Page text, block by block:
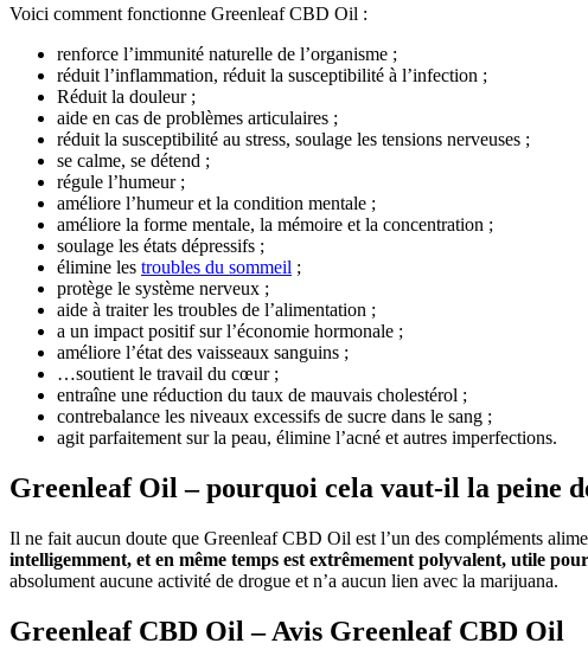
Voici comment fonctionne Greenleaf CBD Oil :
renforce l’immunité naturelle de l’organisme ;
réduit l’inflammation, réduit la susceptibilité à l’infection ;
Réduit la douleur ;
aide en cas de problèmes articulaires ;
réduit la susceptibilité au stress, soulage les tensions nerveuses ;
se calme, se détend ;
régule l’humeur ;
améliore l’humeur et la condition mentale ;
améliore la forme mentale, la mémoire et la concentration ;
soulage les états dépressifs ;
élimine les troubles du sommeil ;
protège le système nerveux ;
aide à traiter les troubles de l’alimentation ;
a un impact positif sur l’économie hormonale ;
améliore l’état des vaisseaux sanguins ;
…soutient le travail du cœur ;
entraîne une réduction du taux de mauvais cholestérol ;
contrebalance les niveaux excessifs de sucre dans le sang ;
agit parfaitement sur la peau, élimine l’acné et autres imperfections.
Greenleaf Oil – pourquoi cela vaut-il la peine
Il ne fait aucun doute que Greenleaf CBD Oil est l’un des compléments
intelligemment, et en même temps est extrêmement polyvalent, utile
absolument aucune activité de drogue et n’a aucun lien avec la marijuana.
Greenleaf CBD Oil – Avis Greenleaf CBD Oil